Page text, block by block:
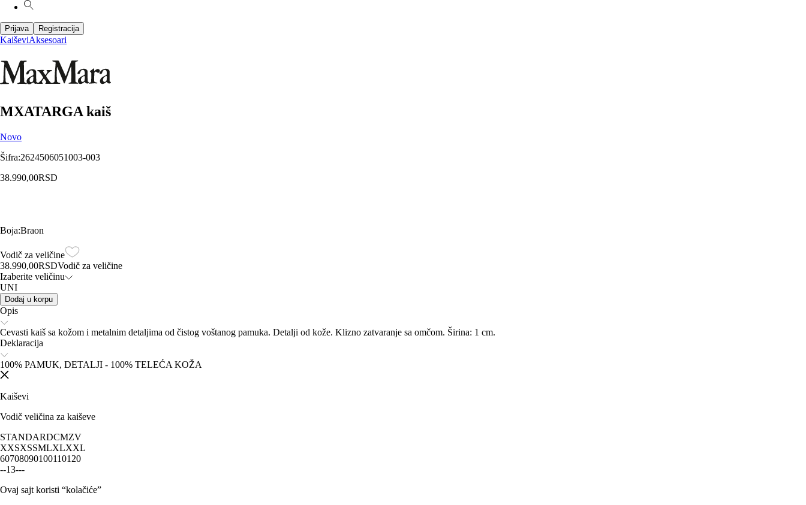
Prijava Registracija
KaiševiAksesoari
MXATARGA kaiš
Novo
Šifra:2624506051003-003
38.990,00RSD
Boja:Braon
Vodič za veličine
38.990,00RSDVodič za veličine
Izaberite veličinu
UNI
Dodaj u korpu
Opis
Cevasti kaiš sa kožom i metalnim detaljima od čistog voštanog pamuka. Detalji od kože. Klizno zatvaranje sa omčom. Širina: 1 cm.
Deklaracija
100% PAMUK, DETALJI - 100% TELEĆA KOŽA
Kaiševi
Vodič veličina za kaiševe
STANDARDCMZV
XXSXSSMLXLXXL
60708090100110120
--13---
Ovaj sajt koristi “kolačiće”